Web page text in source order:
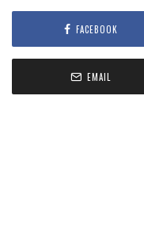
FACEBOOK
EMAIL